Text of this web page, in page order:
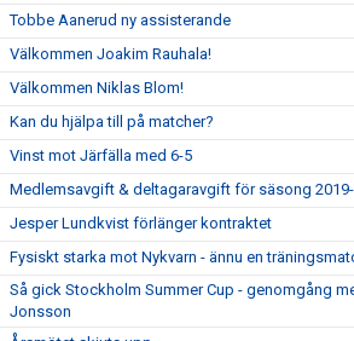
Tobbe Aanerud ny assisterande
Välkommen Joakim Rauhala!
Välkommen Niklas Blom!
Kan du hjälpa till på matcher?
Vinst mot Järfälla med 6-5
Medlemsavgift & deltagaravgift för säsong
Jesper Lundkvist förlänger kontraktet
Fysiskt starka mot Nykvarn - ännu en
Så gick Stockholm Summer Cup - genomgång
Jonsson